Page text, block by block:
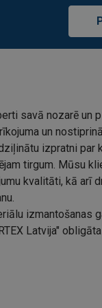
savā nozarē un
un
izpratni par
tirgum. Mūsu
kvalitāti, kā arī
izmantošanas
Latvija"